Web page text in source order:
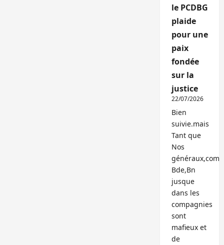
le PCDBG
plaide
pour une
paix
fondée
sur la
justice
22/07/2026
Bien
suivie.mais
Tant que
Nos
généraux,com
Bde,Bn
jusque
dans les
compagnies
sont
mafieux et
de